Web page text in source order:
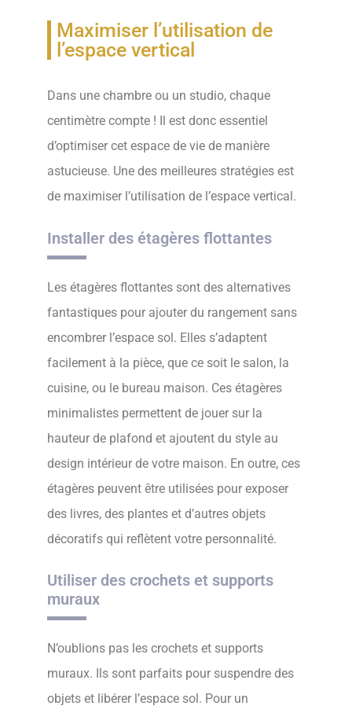
Maximiser l’utilisation de
l’espace vertical
Dans une chambre ou un studio, chaque
centimètre compte ! Il est donc essentiel
d’optimiser cet espace de vie de manière
astucieuse. Une des meilleures stratégies est
de maximiser l’utilisation de l’espace vertical.
Installer des étagères flottantes
Les étagères flottantes sont des alternatives
fantastiques pour ajouter du rangement sans
encombrer l’espace sol. Elles s’adaptent
facilement à la pièce, que ce soit le salon, la
cuisine, ou le bureau maison. Ces étagères
minimalistes permettent de jouer sur la
hauteur de plafond et ajoutent du style au
design intérieur de votre maison. En outre, ces
étagères peuvent être utilisées pour exposer
des livres, des plantes et d’autres objets
décoratifs qui reflètent votre personnalité.
Utiliser des crochets et supports
muraux
N’oublions pas les crochets et supports
muraux. Ils sont parfaits pour suspendre des
objets et libérer l’espace sol. Pour un